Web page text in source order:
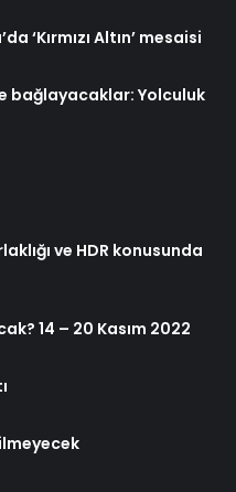
‘Kırmızı Altın’ mesaisi
bağlayacaklar: Yolculuk
ve HDR konusunda
14 – 20 Kasım 2022